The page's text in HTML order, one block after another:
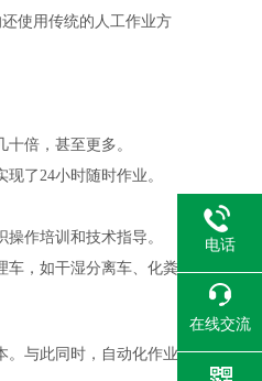
使用传统的人工作业方
倍，甚至更多。
了24小时随时作业。
作培训和技术指导。
车，如干湿分离车、化粪
。与此同时，自动化作业
电话
在线交流